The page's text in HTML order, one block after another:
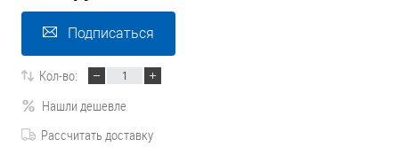
Подписаться
Кол-во:
Нашли дешевле
Рассчитать доставку